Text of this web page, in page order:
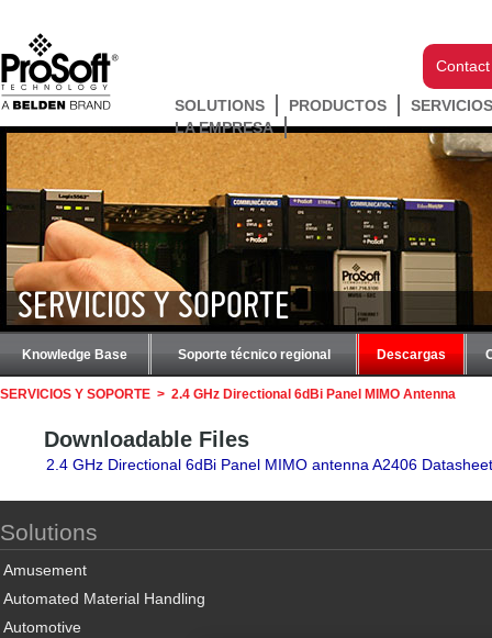
SOLUTIONS PRODUCTOS
LA EMPRESA
SERVICIOS Y SOPORTE
Knowledge Base Soporte técnico regional Descargas
SERVICIOS Y SOPORTE > 2.4 GHz Directional 6dBi Panel MIMO Antenna
Downloadable Files
2.4 GHz Directional 6dBi Panel MIMO antenna A2406 Datasheet
Solutions
Amusement
Automated Material Handling
Automotive